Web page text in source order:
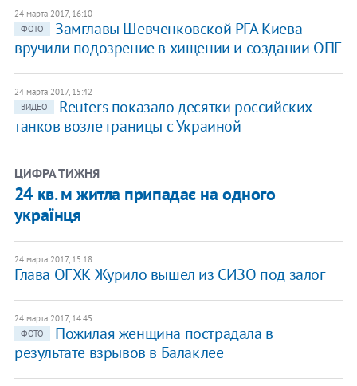
24 марта 2017, 16:10
ФОТО
Замглавы Шевченковской РГА Киева
вручили подозрение в хищении и создании ОПГ
24 марта 2017, 15:42
ВИДЕО
​Reuters показало десятки российских
танков возле границы с Украиной
ЦИФРА ТИЖНЯ
24 кв. м житла припадає на одного
українця
24 марта 2017, 15:18
Глава ОГХК Журило вышел из СИЗО под залог
24 марта 2017, 14:45
ФОТО
Пожилая женщина пострадала в
результате взрывов в Балаклее